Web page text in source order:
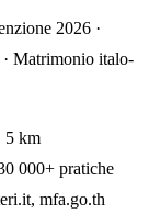
2026 ·
Matrimonio italo-
5 km
000+ pratiche
mfa.go.th